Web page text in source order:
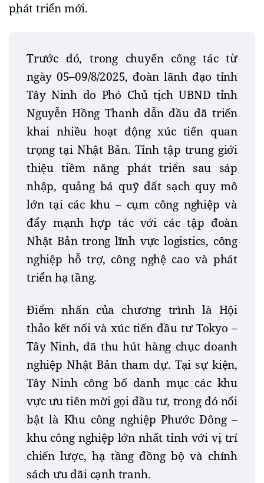
phát triển mới.
Trước đó, trong chuyến công tác từ
ngày 05–09/8/2025, đoàn lãnh đạo tỉnh
Tây Ninh do Phó Chủ tịch UBND tỉnh
Nguyễn Hồng Thanh dẫn đầu đã triển
khai nhiều hoạt động xúc tiến quan
trọng tại Nhật Bản. Tỉnh tập trung giới
thiệu tiềm năng phát triển sau sáp
nhập, quảng bá quỹ đất sạch quy mô
lớn tại các khu – cụm công nghiệp và
đẩy mạnh hợp tác với các tập đoàn
Nhật Bản trong lĩnh vực logistics, công
nghiệp hỗ trợ, công nghệ cao và phát
triển hạ tầng.
Điểm nhấn của chương trình là Hội
thảo kết nối và xúc tiến đầu tư Tokyo –
Tây Ninh, đã thu hút hàng chục doanh
nghiệp Nhật Bản tham dự. Tại sự kiện,
Tây Ninh công bố danh mục các khu
vực ưu tiên mời gọi đầu tư, trong đó nổi
bật là Khu công nghiệp Phước Đông –
khu công nghiệp lớn nhất tỉnh với vị trí
chiến lược, hạ tầng đồng bộ và chính
sách ưu đãi cạnh tranh.